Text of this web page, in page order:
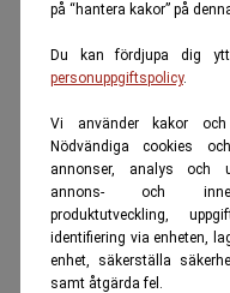
på “hantera kakor” på
Du kan fördjupa dig
personuppgiftspolicy.
Vi använder kakor
Nödvändiga cookies
annonser, analys och
annons- och
produktutveckling,
identifiering via enheten,
enhet, säkerställa
samt åtgärda fel.